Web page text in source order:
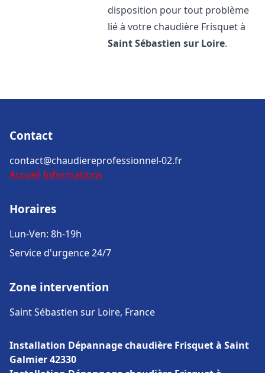
disposition pour tout problème
lié à votre chaudière Frisquet à
Saint Sébastien sur Loire.
Contact
contact@chaudiereprofessionnel-02.fr
Accueil Informations
Horaires
Lun-Ven: 8h-19h
Service d'urgence 24/7
Zone intervention
Saint Sébastien sur Loire, France
Installation Dépannage chaudière Frisquet à Saint
Galmier 42330